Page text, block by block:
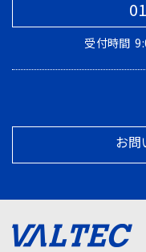
受付時間
お問